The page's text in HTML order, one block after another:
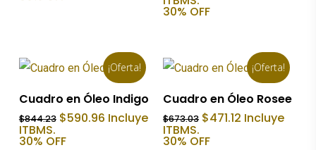
original
30% OFF
¡Oferta!
Añadir Al Carrito
Cuadro en Óleo Indigo
$844.23 El
original
$590.96El
precio
Incluye
ITBMS.
30% OFF
¡Oferta!
Añadir Al Carrito
Cuadro en Óleo Rosee
$673.03 El
original
$471.12 El
precio
Incluye
ITBMS.
30% OFF